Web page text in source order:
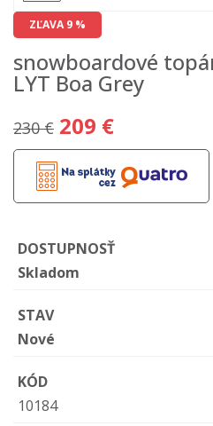
ZĽAVA 9 %
snowboardové
LYT Boa Grey
230 € 209 €
DOSTUPNOSŤ
Skladom
STAV
Nové
KÓD
10184